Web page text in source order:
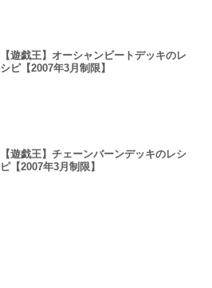
【遊戯王】オーシャンビートデッキのレ
シピ【2007年3月制限】
【遊戯王】チェーンバーンデッキのレシ
ピ【2007年3月制限】